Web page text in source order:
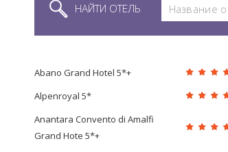
НАЙТИ ОТЕЛЬ
Abano Grand Hotel 5*+
Alpenroyal 5*
Anantara Convento di Amalfi
Grand Hote 5*+